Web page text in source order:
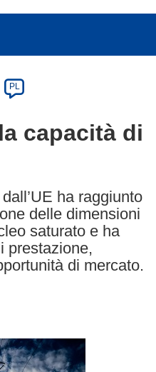
PL
capacità di
ha raggiunto
delle dimensioni
saturato e ha
prestazione,
di mercato.